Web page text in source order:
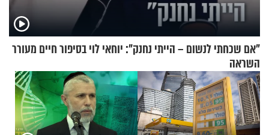
"אם שכחתי לנשום – הייתי נחנק": יוחאי לוי בסיפור חיים מעורר
השראה